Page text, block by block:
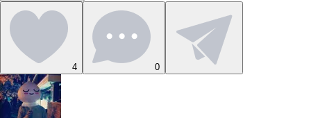
4 0